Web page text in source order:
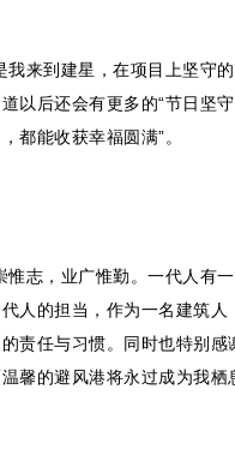
来到建星，在项目上坚守的
以后还会有更多的“节日坚
都能收获幸福圆满”。
志，业广惟勤。一代人有一
人的担当，作为一名建筑人
责任与习惯。同时也特别感
馨的避风港将永过成为我栖